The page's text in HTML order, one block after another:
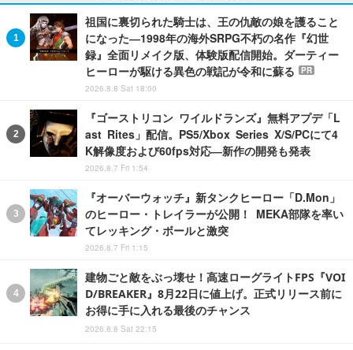
祖国に裏切られた騎士は、王の仇敵の娘を護ること
になった―1998年の海外SRPG不朽の名作『幻世
録』全面リメイク版、体験版配信開始。ダーティー
ヒーローが駆ける異色の戦記が令和に蘇る
PR
2026.8.8 Sat 18:00
『ゴーストリコン ワイルドランズ』無料アプデ「L
ast Rites」配信。PS5/Xbox Series X/S/PCにて4
K解像度および60fps対応―新作の開発も発表
2026.8.7 Fri 1:54
『オーバーウォッチ』新タンクヒーロー「D.Mon」
のヒーロー・トレイラーが公開！ MEKA部隊を率い
てレッキング・ボールと激突
2026.8.7 Fri 1:15
建物ごと敵をぶっ壊せ！高速ローグライトFPS『VOI
D/BREAKER』8月22日に値上げ。正式リリース前に
お得に手に入れる最後のチャンス
2026.8.8 Sat 22:15